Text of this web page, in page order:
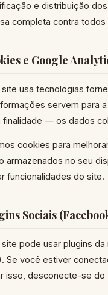
e distribuição
completa contra
e Google
site usa tecnologias
servem para
finalidade — os dados
cookies para
armazenados no seu
funcionalidades do site.
Sociais
pode usar plugins da
Se você estiver
isso, desconecte-se do